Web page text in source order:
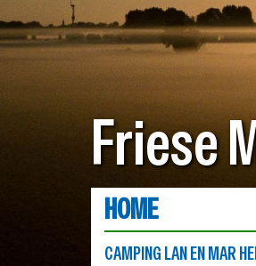
Friese
HOME
CAMPING LAN EN MAR